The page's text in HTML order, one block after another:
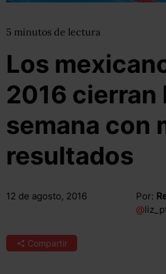
5 minutos de lectura
Los
2016 cierran
semana con
resultados
12 de agosto, 2016 Por:
@
Compartir